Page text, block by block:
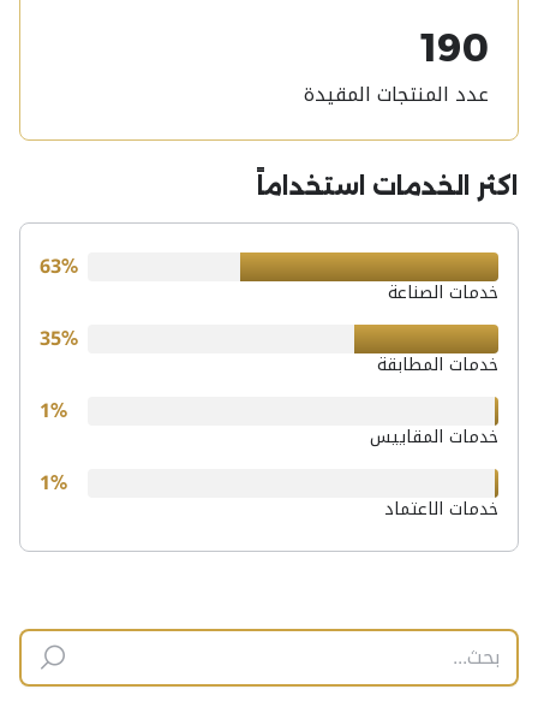
190
عدد المنتجات المقيدة
اكثر الخدمات استخداماً
63%
خدمات الصناعة
35%
خدمات المطابقة
1%
خدمات المقاييس
1%
خدمات الاعتماد
بحث